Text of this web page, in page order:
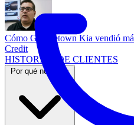
Cómo Georgetown Kia vendió
Credit
HISTORIAS DE CLIENTES
Por qué nosotros